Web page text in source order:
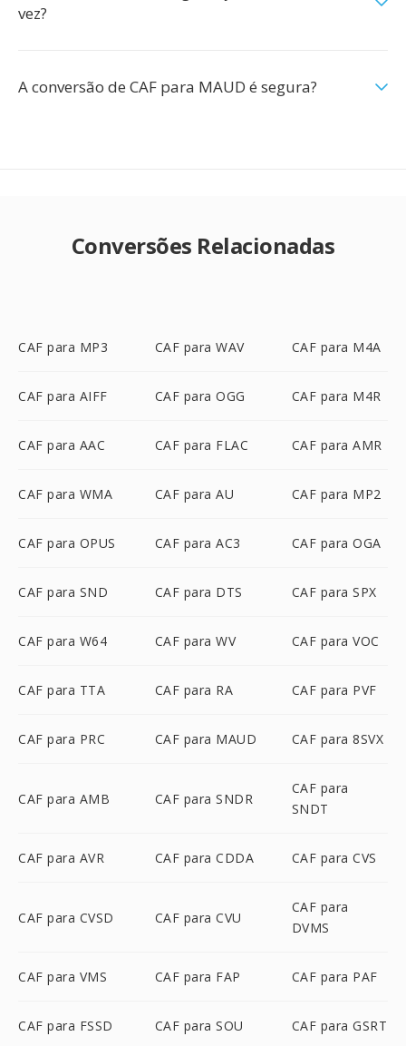
vez?
A conversão de CAF para MAUD é segura?
Conversões Relacionadas
CAF para MP3 CAF para WAV CAF para M4A
CAF para AIFF CAF para OGG CAF para M4R
CAF para AAC CAF para FLAC CAF para AMR
CAF para WMA CAF para AU CAF para MP2
CAF para OPUS CAF para AC3 CAF para OGA
CAF para SND CAF para DTS CAF para SPX
CAF para W64 CAF para WV CAF para VOC
CAF para TTA CAF para RA CAF para PVF
CAF para PRC CAF para MAUD CAF para 8SVX
CAF para AMB CAF para SNDR
CAF para
SNDT
CAF para AVR CAF para CDDA CAF para CVS
CAF para CVSD CAF para CVU
CAF para
DVMS
CAF para VMS CAF para FAP CAF para PAF
CAF para FSSD CAF para SOU CAF para GSRT